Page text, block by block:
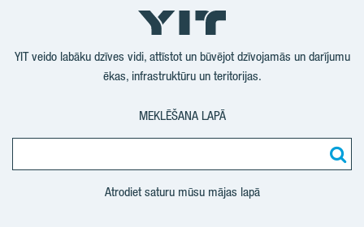
mums
YouTube
mums
LinkedIn
mums
Twtitter
YIT veido labāku dzīves vidi, attīstot un būvējot dzīvojamās un darījumu
ēkas, infrastruktūru un teritorijas.
MEKLĒŠANA LAPĀ
Atrodiet saturu mūsu mājas lapā